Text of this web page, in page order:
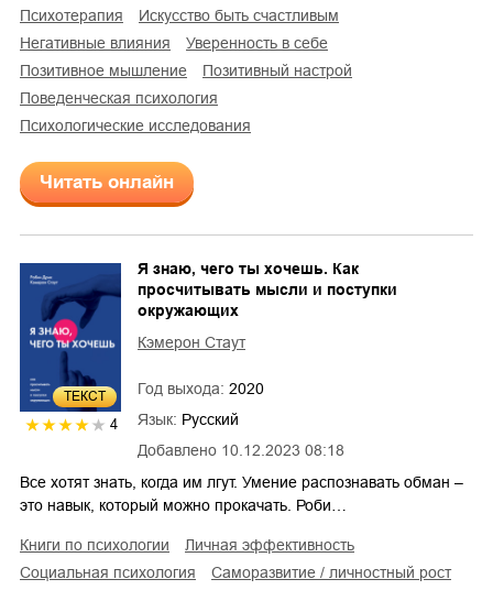
психотерапия
искусство быть счастливым
негативные влияния
уверенность в себе
позитивное мышление
позитивный настрой
поведенческая психология
психологические исследования
Читать онлайн
ТЕКСТ
4
Добавлено 10.12.2023 08:18
Я знаю, чего ты хочешь. Как
просчитывать мысли и поступки
окружающих
Кэмерон Стаут
Год выхода: 2020
Язык: Русский
Все хотят знать, когда им лгут. Умение распознавать обман –
это навык, который можно прокачать. Роби…
книги по психологии
личная эффективность
социальная психология
саморазвитие / личностный рост